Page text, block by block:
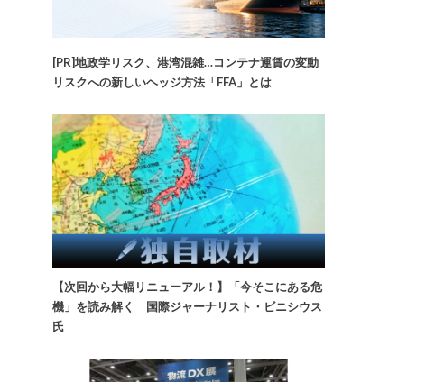
[PR]地政学リスク、港湾混雑…コンテナ運賃の変動
リスクへの新しいヘッジ方法「FFA」とは
【次回から大幅リニューアル！】「今そこにある危
機」を読み解く 国際ジャーナリスト・ビニシウス
氏